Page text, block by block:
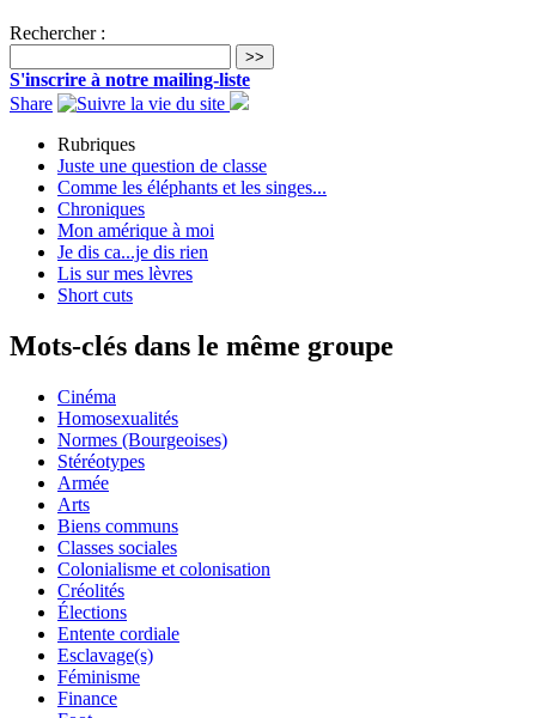
Rechercher :
>>
S'inscrire à notre mailing-liste
Share
Rubriques
Juste une question de classe
Comme les éléphants et les singes...
Chroniques
Mon amérique à moi
Je dis ca...je dis rien
Lis sur mes lèvres
Short cuts
Mots-clés dans le même groupe
Cinéma
Homosexualités
Normes (Bourgeoises)
Stéréotypes
Armée
Arts
Biens communs
Classes sociales
Colonialisme et colonisation
Créolités
Élections
Entente cordiale
Esclavage(s)
Féminisme
Finance